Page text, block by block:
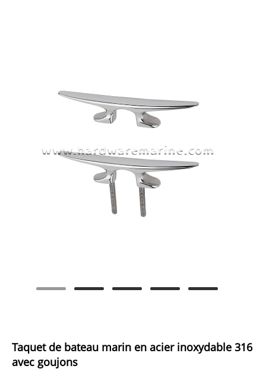
Taquet de bateau marin en acier inoxydable 316
avec goujons